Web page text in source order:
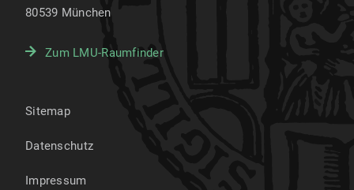
80539 München
Zum LMU-Raumfinder
Sitemap
Datenschutz
Impressum